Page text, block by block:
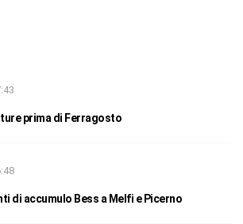
prima di Ferragosto
di accumulo Bess a Melfi e Picerno